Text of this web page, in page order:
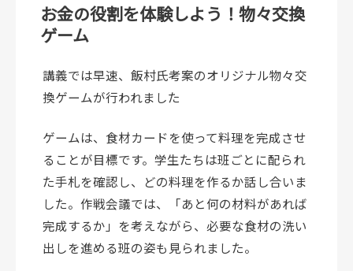
お金の役割を体験しよう！物々交換
ゲーム
講義では早速、飯村氏考案のオリジナル物々交
換ゲームが行われました
ゲームは、食材カードを使って料理を完成させ
ることが目標です。学生たちは班ごとに配られ
た手札を確認し、どの料理を作るか話し合いま
した。作戦会議では、「あと何の材料があれば
完成するか」を考えながら、必要な食材の洗い
出しを進める班の姿も見られました。